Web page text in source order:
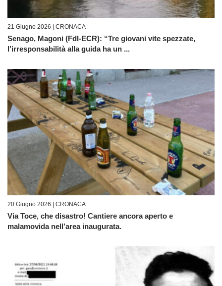
21 Giugno 2026 | CRONACA
Senago, Magoni (FdI-ECR): “Tre giovani vite spezzate,
l’irresponsabilità alla guida ha un ...
20 Giugno 2026 | CRONACA
Via Toce, che disastro! Cantiere ancora aperto e
malamovida nell’area inaugurata.